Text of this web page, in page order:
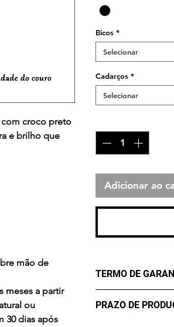
com croco preto
e brilho que
mão de
meses a partir
ou
30 dias após
Bicos *
Selecionar
Cadarços *
Selecionar
Adicionar ao
TERMO DE
Garantia de
meses a partir da
PRAZO DE